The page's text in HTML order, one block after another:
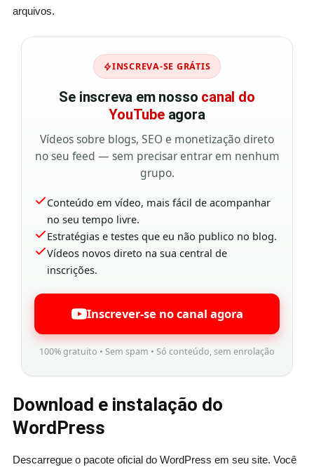
arquivos.
INSCREVA-SE GRÁTIS
Se inscreva em nosso canal do
YouTubeagora
Vídeos sobre blogs, SEO e monetização direto
no seu feed — sem precisar entrar em nenhum
grupo.
Conteúdo em vídeo, mais fácil de acompanhar
no seu tempo livre.
Estratégias e testes que eu não publico no blog.
Vídeos novos direto na sua central de
inscrições.
Inscrever-se no canal agora
100% gratuito • Sem spam • Só conteúdo, sem enrolação
Download e instalação do
WordPress
Descarregue o pacote oficial do WordPress em seu site. Você